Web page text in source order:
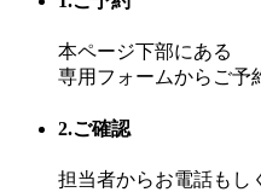
本ページ下部にある
専用フォームからご予
2.ご確認
担当者からお電話もし